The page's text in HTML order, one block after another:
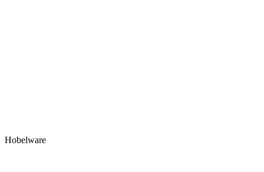
Hobelware